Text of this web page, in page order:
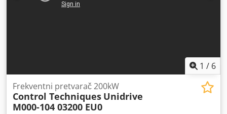
1 / 6
Frekventni pretvarač 200kW
Control Techniques Unidrive
M000-104 03200 EU0